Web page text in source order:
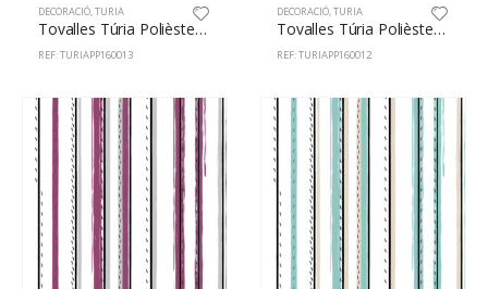
DECORACIÓ,TURIA
Tovalles Túria Polièster 100% 160cm Ralla 13
REF: TURIAPP160013
DECORACIÓ,TURIA
Tovalles Túria Polièster 100% 160cm Ralla 12
REF: TURIAPP160012